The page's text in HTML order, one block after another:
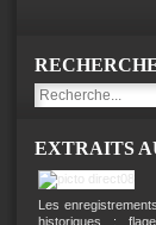
EXTRAITS
Les
historiques :